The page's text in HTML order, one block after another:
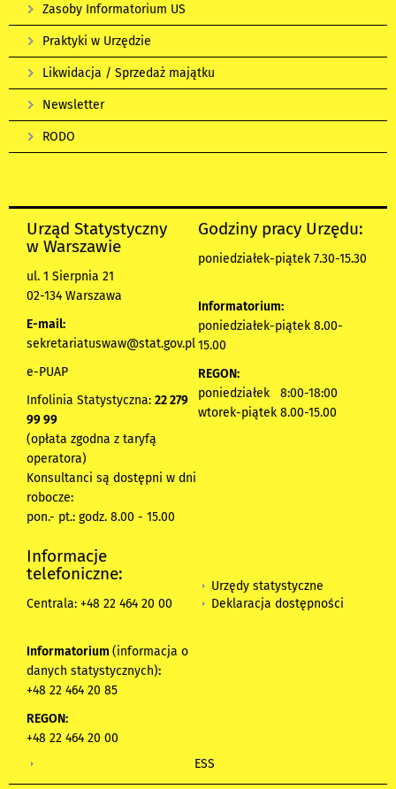
Zasoby Informatorium US
Praktyki w Urzędzie
Likwidacja / Sprzedaż majątku
Newsletter
RODO
Urząd Statystyczny
w Warszawie
ul. 1 Sierpnia 21
02-134 Warszawa
E-mail:
sekretariatuswaw@stat.gov.pl
e-PUAP
Infolinia Statystyczna: 22 279
99 99
(opłata zgodna z taryfą
operatora)
Konsultanci są dostępni w dni
robocze:
pon.- pt.: godz. 8.00 - 15.00
Godziny pracy Urzędu:
poniedziałek-piątek 7.30-15.30
Informatorium:
poniedziałek-piątek 8.00-
15.00
REGON:
poniedziałek 8:00-18:00
wtorek-piątek 8.00-15.00
Informacje
telefoniczne:
Centrala: +48 22 464 20 00
Informatorium (informacja o
danych statystycznych):
+48 22 464 20 85
REGON:
+48 22 464 20 00
Urzędy statystyczne
Deklaracja dostępności
ESS